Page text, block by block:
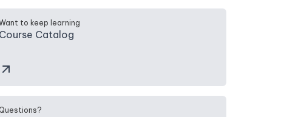
to keep learning
Course Catalog